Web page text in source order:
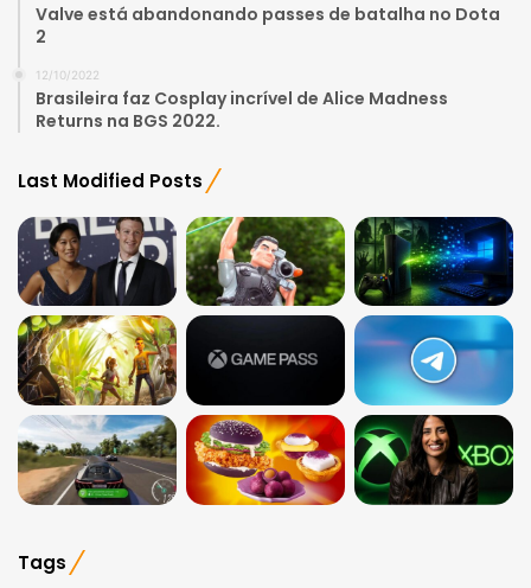
Valve está abandonando passes de batalha no Dota
2
12/10/2022
Brasileira faz Cosplay incrível de Alice Madness
Returns na BGS 2022.
Last Modified Posts
Tags